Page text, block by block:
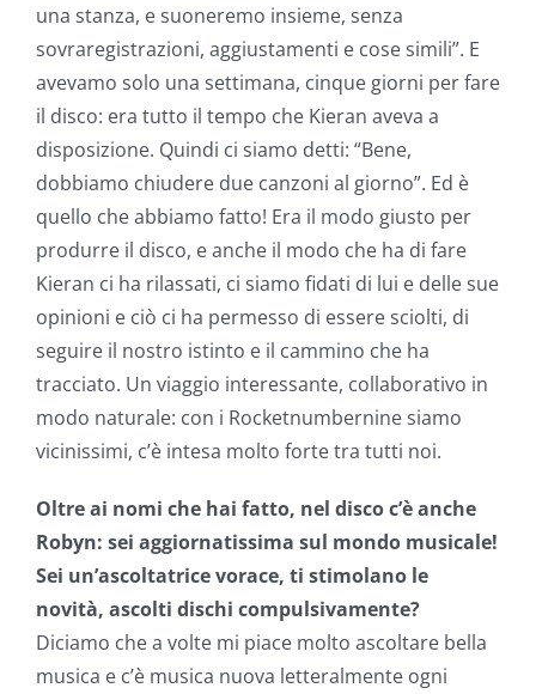
una stanza, e suoneremo insieme, senza
sovraregistrazioni, aggiustamenti e cose simili”. E
avevamo solo una settimana, cinque giorni per fare
il disco: era tutto il tempo che Kieran aveva a
disposizione. Quindi ci siamo detti: “Bene,
dobbiamo chiudere due canzoni al giorno”. Ed è
quello che abbiamo fatto! Era il modo giusto per
produrre il disco, e anche il modo che ha di fare
Kieran ci ha rilassati, ci siamo fidati di lui e delle sue
opinioni e ciò ci ha permesso di essere sciolti, di
seguire il nostro istinto e il cammino che ha
tracciato. Un viaggio interessante, collaborativo in
modo naturale: con i Rocketnumbernine siamo
vicinissimi, c’è intesa molto forte tra tutti noi.
Oltre ai nomi che hai fatto, nel disco c’è anche
Robyn: sei aggiornatissima sul mondo musicale!
Sei un’ascoltatrice vorace, ti stimolano le
novità, ascolti dischi compulsivamente?
Diciamo che a volte mi piace molto ascoltare bella
musica e c’è musica nuova letteralmente ogni